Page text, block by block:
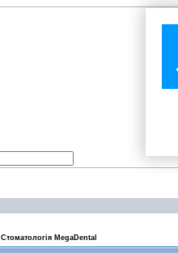
Стоматологія MegaDental